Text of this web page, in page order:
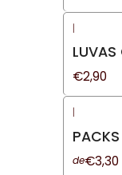
|
LUVAS
€2,90
|
de€3,30